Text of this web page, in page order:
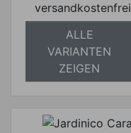
versandkostenfrei
ALLE
VARIANTEN
ZEIGEN